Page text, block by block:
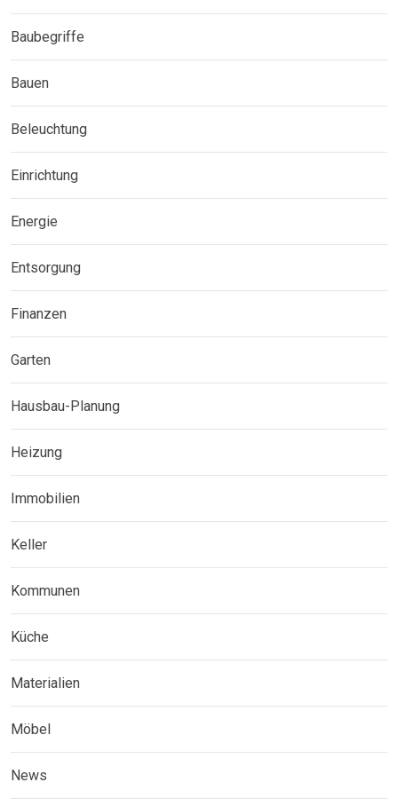
Baubegriffe
Bauen
Beleuchtung
Einrichtung
Energie
Entsorgung
Finanzen
Garten
Hausbau-Planung
Heizung
Immobilien
Keller
Kommunen
Küche
Materialien
Möbel
News